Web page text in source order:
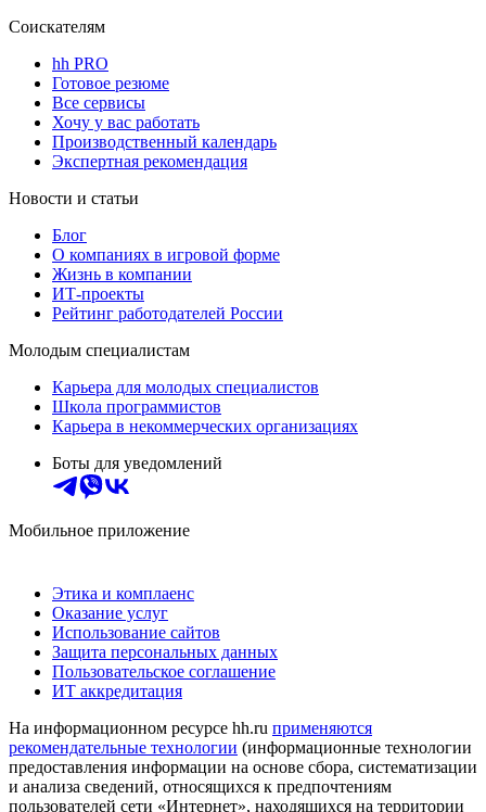
Соискателям
hh PRO
Готовое резюме
Все сервисы
Хочу у вас работать
Производственный календарь
Экспертная рекомендация
Новости и статьи
Блог
О компаниях в игровой форме
Жизнь в компании
ИТ-проекты
Рейтинг работодателей России
Молодым специалистам
Карьера для молодых специалистов
Школа программистов
Карьера в некоммерческих организациях
Боты для уведомлений
Мобильное приложение
Этика и комплаенс
Оказание услуг
Использование сайтов
Защита персональных данных
Пользовательское соглашение
ИТ аккредитация
На информационном ресурсе hh.ru применяются
рекомендательные технологии (информационные технологии
предоставления информации на основе сбора, систематизации
и анализа сведений, относящихся к предпочтениям
пользователей сети «Интернет», находящихся на территории